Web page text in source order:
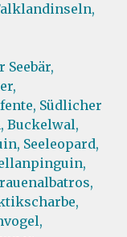
Südlicher
Buckelwal,
Seeleopard,